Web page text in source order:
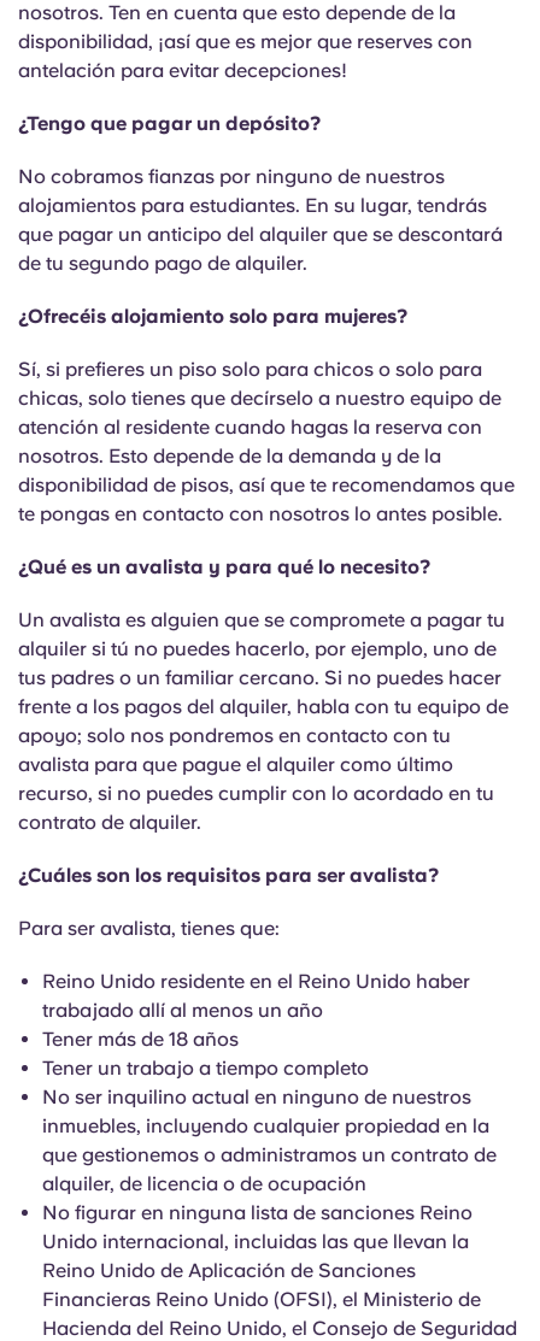
Deutsch
Italian
Portuguese
nosotros. Ten en cuenta que esto depende de la
disponibilidad, ¡así que es mejor que reserves con
antelación para evitar decepciones!
¿Tengo que pagar un depósito?
No cobramos fianzas por ninguno de nuestros
alojamientos para estudiantes. En su lugar, tendrás
que pagar un anticipo del alquiler que se descontará
de tu segundo pago de alquiler.
¿Ofrecéis alojamiento solo para mujeres?
Sí, si prefieres un piso solo para chicos o solo para
chicas, solo tienes que decírselo a nuestro equipo de
atención al residente cuando hagas la reserva con
nosotros. Esto depende de la demanda y de la
disponibilidad de pisos, así que te recomendamos que
te pongas en contacto con nosotros lo antes posible.
¿Qué es un avalista y para qué lo necesito?
Un avalista es alguien que se compromete a pagar tu
alquiler si tú no puedes hacerlo, por ejemplo, uno de
tus padres o un familiar cercano. Si no puedes hacer
frente a los pagos del alquiler, habla con tu equipo de
apoyo; solo nos pondremos en contacto con tu
avalista para que pague el alquiler como último
recurso, si no puedes cumplir con lo acordado en tu
contrato de alquiler.
¿Cuáles son los requisitos para ser avalista?
Para ser avalista, tienes que:
Reino Unido residente en el Reino Unido haber
trabajado allí al menos un año
Tener más de 18 años
Tener un trabajo a tiempo completo
No ser inquilino actual en ninguno de nuestros
inmuebles, incluyendo cualquier propiedad en la
que gestionemos o administramos un contrato de
alquiler, de licencia o de ocupación
No figurar en ninguna lista de sanciones Reino
Unido internacional, incluidas las que llevan la
Reino Unido de Aplicación de Sanciones
Financieras Reino Unido (OFSI), el Ministerio de
Hacienda del Reino Unido, el Consejo de Seguridad